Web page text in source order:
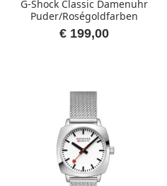
G-Shock Classic Damenuhr
Puder/Roségoldfarben
€ 199,00